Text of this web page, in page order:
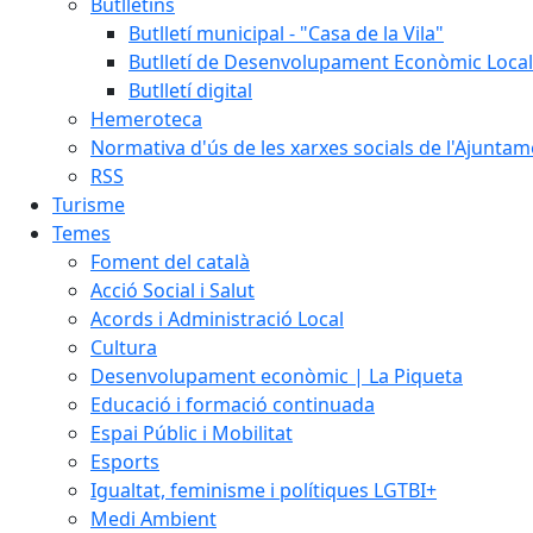
Butlletí municipal - "Casa de la Vila"
Butlletí de Desenvolupament Econòmic Local
Butlletí digital
Hemeroteca
Normativa d'ús de les xarxes socials de
RSS
Turisme
Temes
Foment del català
Acció Social i Salut
Acords i Administració Local
Cultura
Desenvolupament econòmic | La Piqueta
Educació i formació continuada
Espai Públic i Mobilitat
Esports
Igualtat, feminisme i polítiques LGTBI+
Medi Ambient